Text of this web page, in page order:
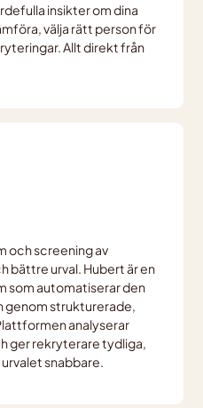
insikter om dina
välja rätt person för
Allt direkt från
och screening av
bättre urval. Hubert är en
som automatiserar den
strukturerade,
analyserar
ger rekryterare tydliga,
snabbare.